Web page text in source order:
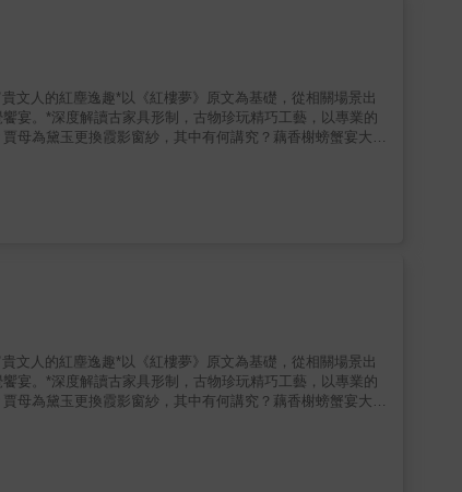
團彼此之間的互動，如故事般一一呈現。 「如果古詩的
我們在人生的各種分岔道路上，始終有重新選擇的機會──
培養學生的閱讀素養★最精采清
世哲學家（《厭世講堂》作者）（依姓氏筆畫排序） 好評
《盛唐五人團》之後，你會頓生「在對的時間，遇見對的
陶然無比。啟麟博學多聞又擅於接地氣地行文，讓讀者輕鬆
作者）：我讀到了《盛唐五人團》，知道還有像趙啟麟這
齡、李白，以及杜甫等詩人的種種過往，並且嚴謹地在每一
，打開這本書，找到與千年智慧共感的密語。
人的紅塵逸趣*以《紅樓夢》原文為基礎，從相關場景出
宴。*深度解讀古家具形制，古物珍玩精巧工藝，以專業的
母為黛玉更換霞影窗紗，其中有何講究？藕香榭螃蟹宴大圓
象講起，楹聯匾額、影壁、花卉綠植、門窗皆隱含文化深
輕易走進主角的生活環境，彷彿身處其中，衣香鬢影擦身而
人的紅塵逸趣*以《紅樓夢》原文為基礎，從相關場景出
宴。*深度解讀古家具形制，古物珍玩精巧工藝，以專業的
母為黛玉更換霞影窗紗，其中有何講究？藕香榭螃蟹宴大圓
象講起，楹聯匾額、影壁、花卉綠植、門窗皆隱含文化深
輕易走進主角的生活環境，彷彿身處其中，衣香鬢影擦身而